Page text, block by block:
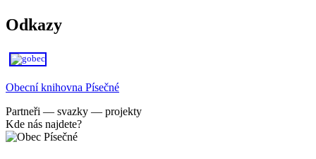
Odkazy
Obecní knihovna Písečné
Partneři — svazky — projekty
Kde nás najdete?